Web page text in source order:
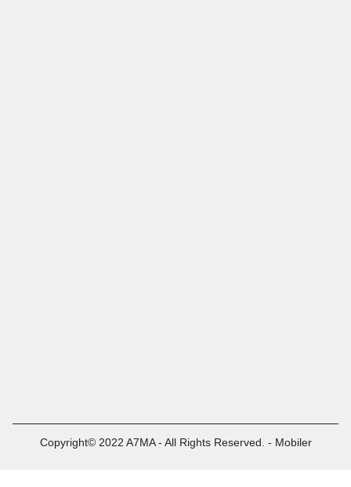
Copyright© 2022 A7MA - All Rights Reserved. - Mobiler